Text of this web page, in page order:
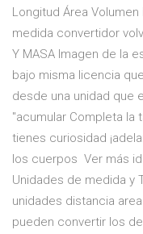
Longitud Área
medida convertidor
Y MASA Imagen de la
bajo misma licencia
desde una unidad que
"acumular Completa la
tienes curiosidad
los cuerpos Ver más
Unidades de medida y
unidades distancia
pueden convertir los